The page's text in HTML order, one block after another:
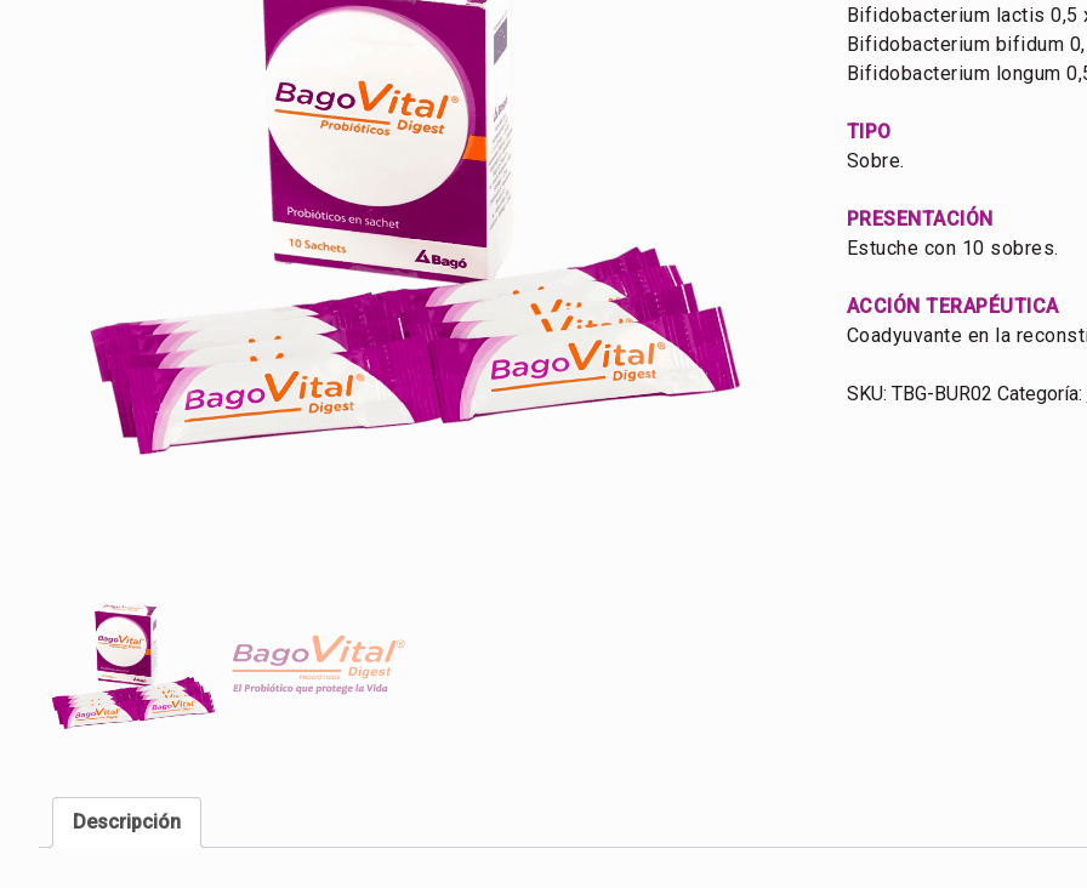
Bifidobacterium lactis 0,5
Bifidobacterium bifidum
Bifidobacterium longum
TIPO
Sobre.
PRESENTACIÓN
Estuche con 10 sobres.
ACCIÓN TERAPÉUTICA
Coadyuvante en la
SKU: TBG-BUR02 Categoría:
Descripción